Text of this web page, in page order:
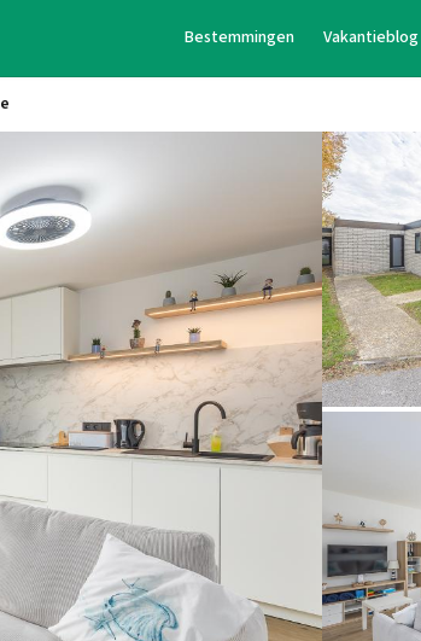
Bestemmingen Vakantieblog